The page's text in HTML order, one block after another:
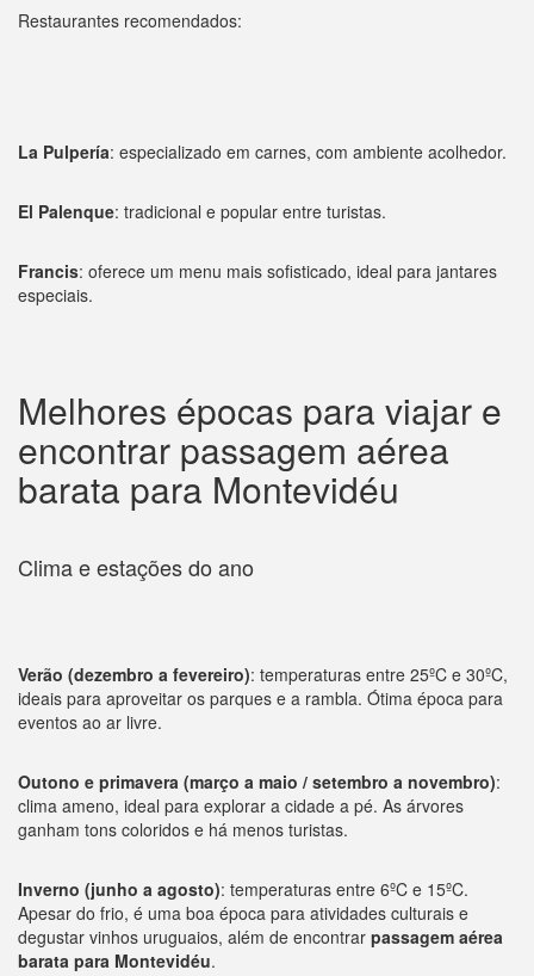
Restaurantes recomendados:
La Pulpería: especializado em carnes, com ambiente acolhedor.
El Palenque: tradicional e popular entre turistas.
Francis: oferece um menu mais sofisticado, ideal para jantares
especiais.
Melhores épocas para viajar e
encontrar passagem aérea
barata para Montevidéu
Clima e estações do ano
Verão (dezembro a fevereiro): temperaturas entre 25ºC e 30ºC,
ideais para aproveitar os parques e a rambla. Ótima época para
eventos ao ar livre.
Outono e primavera (março a maio / setembro a novembro):
clima ameno, ideal para explorar a cidade a pé. As árvores
ganham tons coloridos e há menos turistas.
Inverno (junho a agosto): temperaturas entre 6ºC e 15ºC.
Apesar do frio, é uma boa época para atividades culturais e
degustar vinhos uruguaios, além de encontrar passagem aérea
barata para Montevidéu.